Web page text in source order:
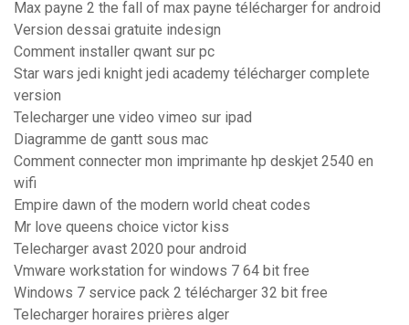
Max payne 2 the fall of max payne télécharger for android
Version dessai gratuite indesign
Comment installer qwant sur pc
Star wars jedi knight jedi academy télécharger complete
version
Telecharger une video vimeo sur ipad
Diagramme de gantt sous mac
Comment connecter mon imprimante hp deskjet 2540 en
wifi
Empire dawn of the modern world cheat codes
Mr love queens choice victor kiss
Telecharger avast 2020 pour android
Vmware workstation for windows 7 64 bit free
Windows 7 service pack 2 télécharger 32 bit free
Telecharger horaires prières alger